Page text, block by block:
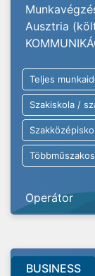
Ausztria
Teljes
Szakiskola /
Többműszakos
Operátor
BUSINESS